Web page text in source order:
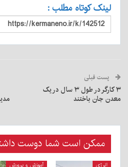
لینک کوتاه مطلب :
پست قبلی
۳ کارگر در طول ۳ سال در یک
معدن جان باختند
ممکن است شما دوست
انرژی آموزش و پرورش